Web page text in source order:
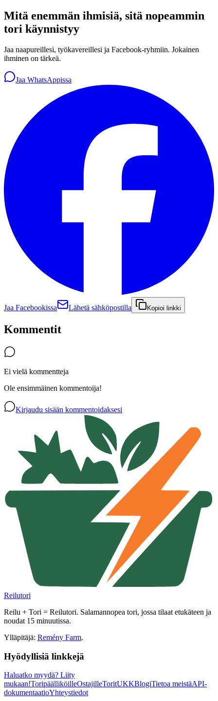
Mitä enemmän ihmisiä, sitä nopeammin
tori käynnistyy
Jaa naapureillesi, työkavereillesi ja Facebook-ryhmiin. Jokainen
ihminen on tärkeä.
Jaa WhatsAppissa
Jaa Facebookissa Lähetä sähköpostilla Kopioi linkki
Kommentit
Ei vielä kommentteja
Ole ensimmäinen kommentoija!
Kirjaudu sisään kommentoidaksesi
Reilutori
Reilu + Tori = Reilutori. Salamannopea tori, jossa tilaat etukäteen ja
noudat 15 minuutissa.
Ylläpitäjä: Remény Farm.
Hyödyllisiä linkkejä
Haluatko myydä? Liity
mukaan!ToripäälliköilleOstajilleToritUKKBlogiTietoa meistäAPI-
dokumentaatioYhteystiedot